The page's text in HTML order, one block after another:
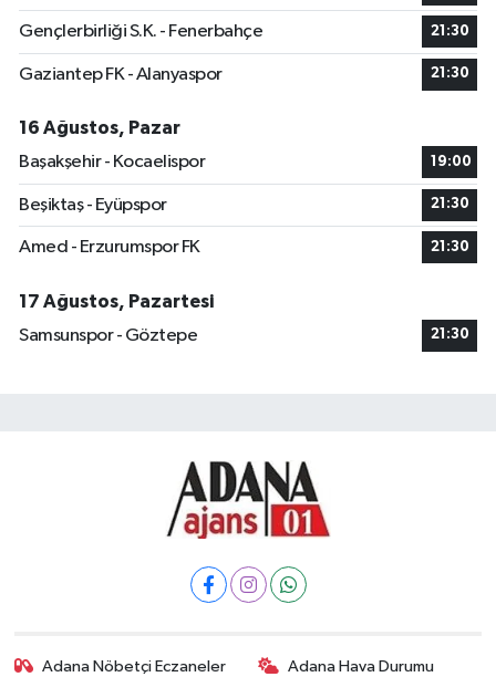
Gençlerbirliği S.K. - Fenerbahçe 21:30
Gaziantep FK - Alanyaspor 21:30
16 Ağustos, Pazar
Başakşehir - Kocaelispor
19:00
Beşiktaş - Eyüpspor 21:30
Amed - Erzurumspor FK 21:30
17 Ağustos, Pazartesi
Samsunspor - Göztepe
21:30
Adana Nöbetçi Eczaneler Adana Hava Durumu